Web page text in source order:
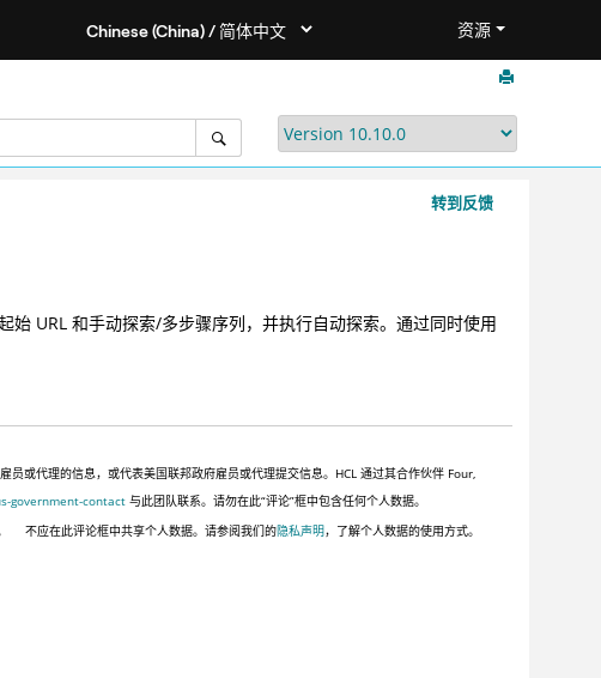
资源
转到反馈
URL 和手动探索/多步骤序列，并执行自动探索。通过同时使用
或代理的信息，或代表美国联邦政府雇员或代理提交信息。HCL 通过其合作伙伴 Four,
government-contact 与此团队联系。请勿在此“评论”框中包含任何个人数据。
不应在此评论框中共享个人数据。请参阅我们的隐私声明，了解个人数据的使用方式。